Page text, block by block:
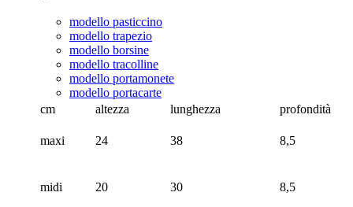
modello pasticcino
modello trapezio
modello borsine
modello tracolline
modello portamonete
modello portacarte
cm
altezza lunghezza profondità
maxi 24 38 8,5
midi 20 30 8,5